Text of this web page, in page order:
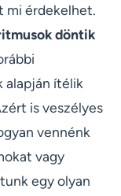
mi érdekelhet.
döntik
alapján ítélik
is veszélyes
vennénk
vagy
egy olyan